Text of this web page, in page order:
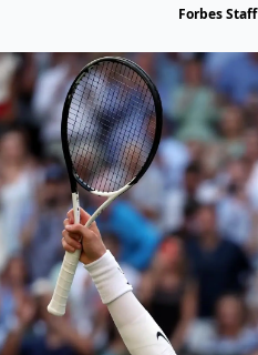
Forbes Staff